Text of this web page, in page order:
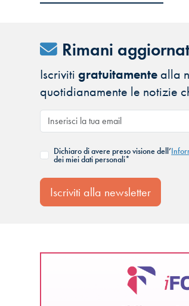
Rimani
Iscrivitigratuitamente alla
quotidianamente le notizie
Dichiaro di avere preso visione dell’
dei miei dati personali*
Iscriviti alla newsletter